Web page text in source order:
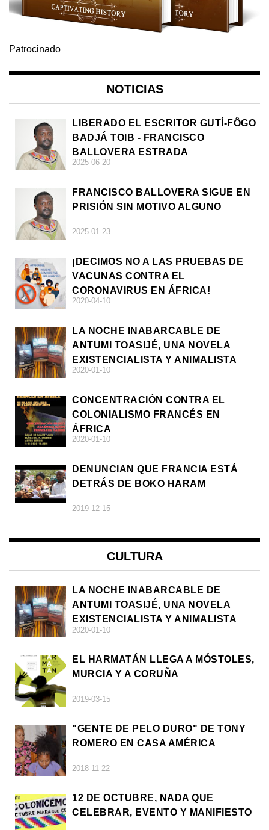
Patrocinado
NOTICIAS
LIBERADO EL ESCRITOR GUTÍ-FÔGO
BADJÁ TOIB - FRANCISCO
BALLOVERA ESTRADA
2025-06-20
FRANCISCO BALLOVERA SIGUE EN
PRISIÓN SIN MOTIVO ALGUNO
2025-01-23
¡DECIMOS NO A LAS PRUEBAS DE
VACUNAS CONTRA EL
CORONAVIRUS EN ÁFRICA!
2020-04-10
LA NOCHE INABARCABLE DE
ANTUMI TOASIJÉ, UNA NOVELA
EXISTENCIALISTA Y ANIMALISTA
2020-01-10
CONCENTRACIÓN CONTRA EL
COLONIALISMO FRANCÉS EN
ÁFRICA
2020-01-10
DENUNCIAN QUE FRANCIA ESTÁ
DETRÁS DE BOKO HARAM
2019-12-15
CULTURA
LA NOCHE INABARCABLE DE
ANTUMI TOASIJÉ, UNA NOVELA
EXISTENCIALISTA Y ANIMALISTA
2020-01-10
EL HARMATÁN LLEGA A MÓSTOLES,
MURCIA Y A CORUÑA
2019-03-15
"GENTE DE PELO DURO" DE TONY
ROMERO EN CASA AMÉRICA
2018-11-22
12 DE OCTUBRE, NADA QUE
CELEBRAR, EVENTO Y MANIFIESTO